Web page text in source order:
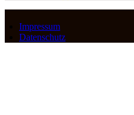
Impressum
Datenschutz